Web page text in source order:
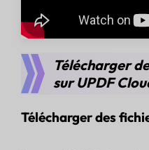
Télécharger
sur UPDF
Télécharger des